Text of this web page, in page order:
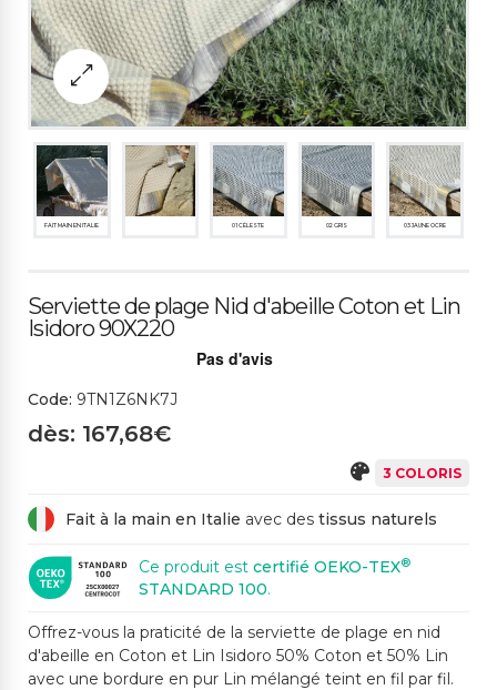
FAIT MAIN EN ITALIE 01 CÉLESTE 02 GRIS 03 JAUNE OCRE
Serviette de plage Nid d'abeille Coton et Lin
Isidoro 90X220
Code: 9TN1Z6NK7J
dès: 167,68€
3 COLORIS
Fait à la main en Italie avec des tissus naturels
Ce produit est certifié OEKO-TEX®
STANDARD 100.
Offrez-vous la praticité de la serviette de plage en nid
d'abeille en Coton et Lin Isidoro 50% Coton et 50% Lin
avec une bordure en pur Lin mélangé teint en fil par fil.